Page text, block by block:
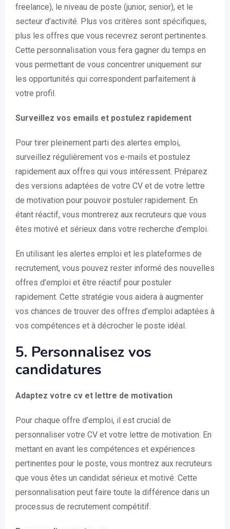
freelance), le niveau de poste (junior, senior), et le
secteur d’activité. Plus vos critères sont spécifiques,
plus les offres que vous recevrez seront pertinentes.
Cette personnalisation vous fera gagner du temps en
vous permettant de vous concentrer uniquement sur
les opportunités qui correspondent parfaitement à
votre profil.
Surveillez vos emails et postulez rapidement
Pour tirer pleinement parti des alertes emploi,
surveillez régulièrement vos e-mails et postulez
rapidement aux offres qui vous intéressent. Préparez
des versions adaptées de votre CV et de votre lettre
de motivation pour pouvoir postuler rapidement. En
étant réactif, vous montrerez aux recruteurs que vous
êtes motivé et sérieux dans votre recherche d’emploi.
En utilisant les alertes emploi et les plateformes de
recrutement, vous pouvez rester informé des nouvelles
offres d’emploi et être réactif pour postuler
rapidement. Cette stratégie vous aidera à augmenter
vos chances de trouver des offres d’emploi adaptées à
vos compétences et à décrocher le poste idéal.
5. Personnalisez vos
candidatures
Adaptez votre cv et lettre de motivation
Pour chaque offre d’emploi, il est crucial de
personnaliser votre CV et votre lettre de motivation. En
mettant en avant les compétences et expériences
pertinentes pour le poste, vous montrez aux recruteurs
que vous êtes un candidat sérieux et motivé. Cette
personnalisation peut faire toute la différence dans un
processus de recrutement compétitif.